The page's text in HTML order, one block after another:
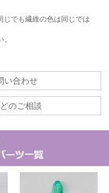
じでも繊維の色は同じでは
い合わせ
のご相談